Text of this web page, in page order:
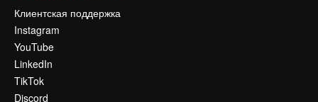
Клиентская поддержка
Instagram
YouTube
LinkedIn
TikTok
Discord